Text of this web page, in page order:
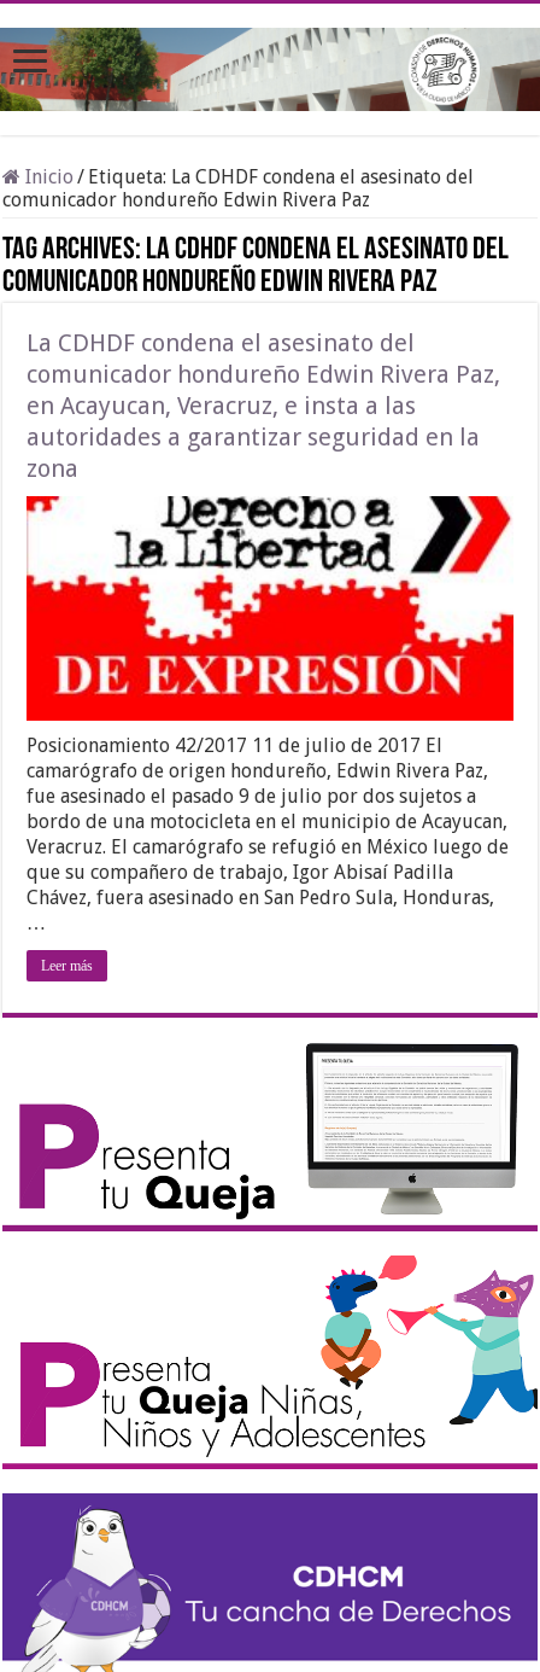
Inicio / Etiqueta: La CDHDF condena el asesinato del
comunicador hondureño Edwin Rivera Paz
Tag Archives: La CDHDF condena el asesinato del
comunicador hondureño Edwin Rivera Paz
La CDHDF condena el asesinato del
comunicador hondureño Edwin Rivera Paz,
en Acayucan, Veracruz, e insta a las
autoridades a garantizar seguridad en la
zona
Posicionamiento 42/2017 11 de julio de 2017 El
camarógrafo de origen hondureño, Edwin Rivera Paz,
fue asesinado el pasado 9 de julio por dos sujetos a
bordo de una motocicleta en el municipio de Acayucan,
Veracruz. El camarógrafo se refugió en México luego de
que su compañero de trabajo, Igor Abisaí Padilla
Chávez, fuera asesinado en San Pedro Sula, Honduras,
…
Leer más